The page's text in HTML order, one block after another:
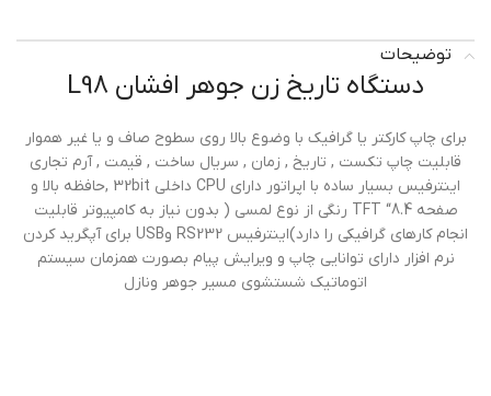
توضیحات
دستگاه تاریخ زن جوهر افشان L98
برای چاپ کارکتر یا گرافیک با وضوع بالا روی سطوح صاف و یا غیر هموار
قابلیت چاپ تکست , تاریخ , زمان , سریال ساخت , قیمت , آرم تجاری
اینترفیس بسیار ساده با اپراتور دارای CPU داخلی 32bit ,حافظه بالا و
صفحه TFT “8.4 رنگی از نوع لمسی ( بدون نیاز به کامپیوتر قابلیت
انجام کارهای گرافیکی را دارد)اینترفیس RS232 وUSB برای آپگرید کردن
نرم افزار دارای توانایی چاپ و ویرایش پیام بصورت همزمان سیستم
اتوماتیک شستشوی مسیر جوهر ونازل